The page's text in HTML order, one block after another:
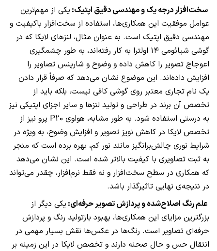
سخت‌افزار درجه یک و مهندسی دقیق اپتیک: یکی از مهم‌ترین
عوامل موفقیت این همکاری‌ها، استفاده از سخت‌افزار باکیفیت و
مهندسی دقیق اپتیک است. به عنوان مثال، لنزهای لایکا که در
گوشی شیائومی ۱۴ اولترا به کار رفته‌اند، به طور چشمگیری
اعوجاج تصویر را کاهش داده و وضوح و شارپنس تصاویر را
افزایش داده‌اند. این موضوع نشان می‌دهد که صرفاً قرار دادن
یک نام تجاری معتبر روی گوشی کافی نیست، بلکه باید از
تخصص آن برند در طراحی و تولید لنزها و سایر اجزای اپتیکی نیز
به درستی استفاده شود. به طور مشابه، هواوی P20 پرو نیز از
تخصص لایکا در کاهش نویز تصویر و افزایش وضوح، به ویژه در
شرایط نوری چالش‌برانگیز مانند نور کم، بهره برده است که منجر
به ثبت تصاویری با کیفیت بالاتر شده است. این نشان می‌دهد
که همکاری در سطح سخت‌افزار و نه فقط نرم‌افزار، چقدر می‌تواند
در نتیجه‌ی نهایی تاثیرگذار باشد.
علم رنگ اصلاح‌شده و پردازش تصویر حرفه‌ای: یکی دیگر از
بزرگترین مزایای این همکاری‌ها، بهبود بازتولید رنگ و پردازش
حرفه‌ای تصاویر است. رنگ‌ها در عکس‌ها نقش بسیار مهمی در
انتقال حس و حال صحنه دارند و تخصص لایکا در این زمینه بر